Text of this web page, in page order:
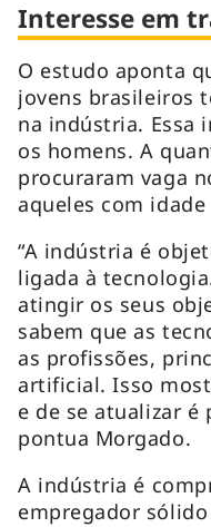
Interesse em
O estudo aponta
jovens brasileiros
na indústria. Essa
os homens. A
procuraram vaga
aqueles com
“A indústria é
ligada à
atingir os seus
sabem que as
as profissões,
artificial. Isso
e de se atualizar é
pontua Morgado.
A indústria é
empregador